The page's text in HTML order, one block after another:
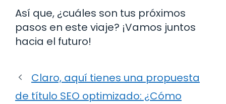
Así que, ¿cuáles son tus próximos
pasos en este viaje? ¡Vamos juntos
hacia el futuro!
Claro, aquí tienes una propuesta
de título SEO optimizado: ¿Cómo